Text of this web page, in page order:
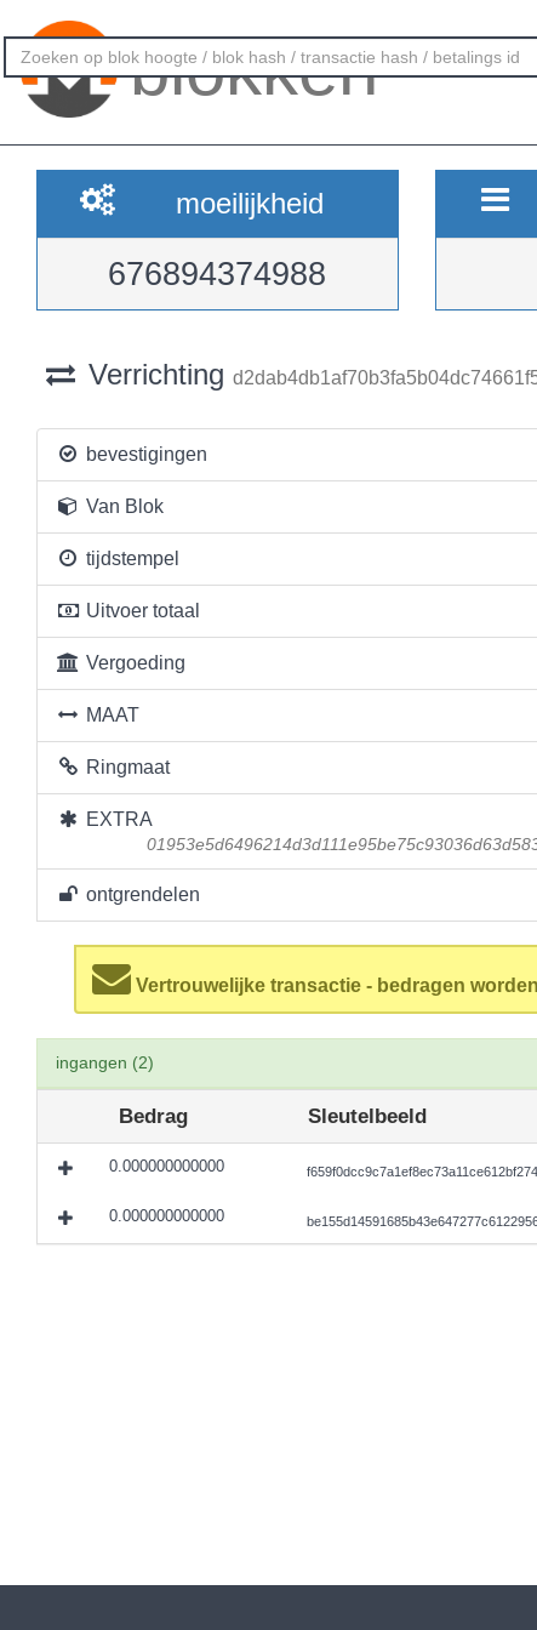
blokken
moeilijkheid
676894374988
Verrichting
bevestigingen
Van Blok
tijdstempel
Uitvoer totaal
Vergoeding
MAAT
Ringmaat
EXTRA
ontgrendelen
Vertrouwelijke transactie - bedragen
ingangen (2)
Bedrag Sleutelbeeld
0.000000000000
0.000000000000